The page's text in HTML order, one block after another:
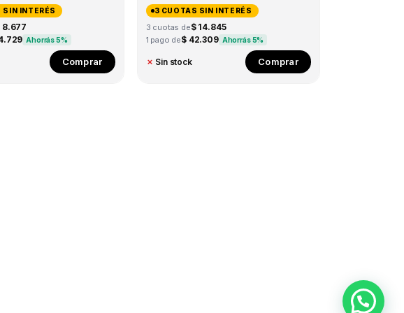
SIN INTERÉS
8.677
Ahorrás 5%
Comprar
3 CUOTAS SIN INTERÉS
3 cuotas de$ 14.845
1 pago de$ 42.309 Ahorrás 5%
✗ Sin stock Comprar